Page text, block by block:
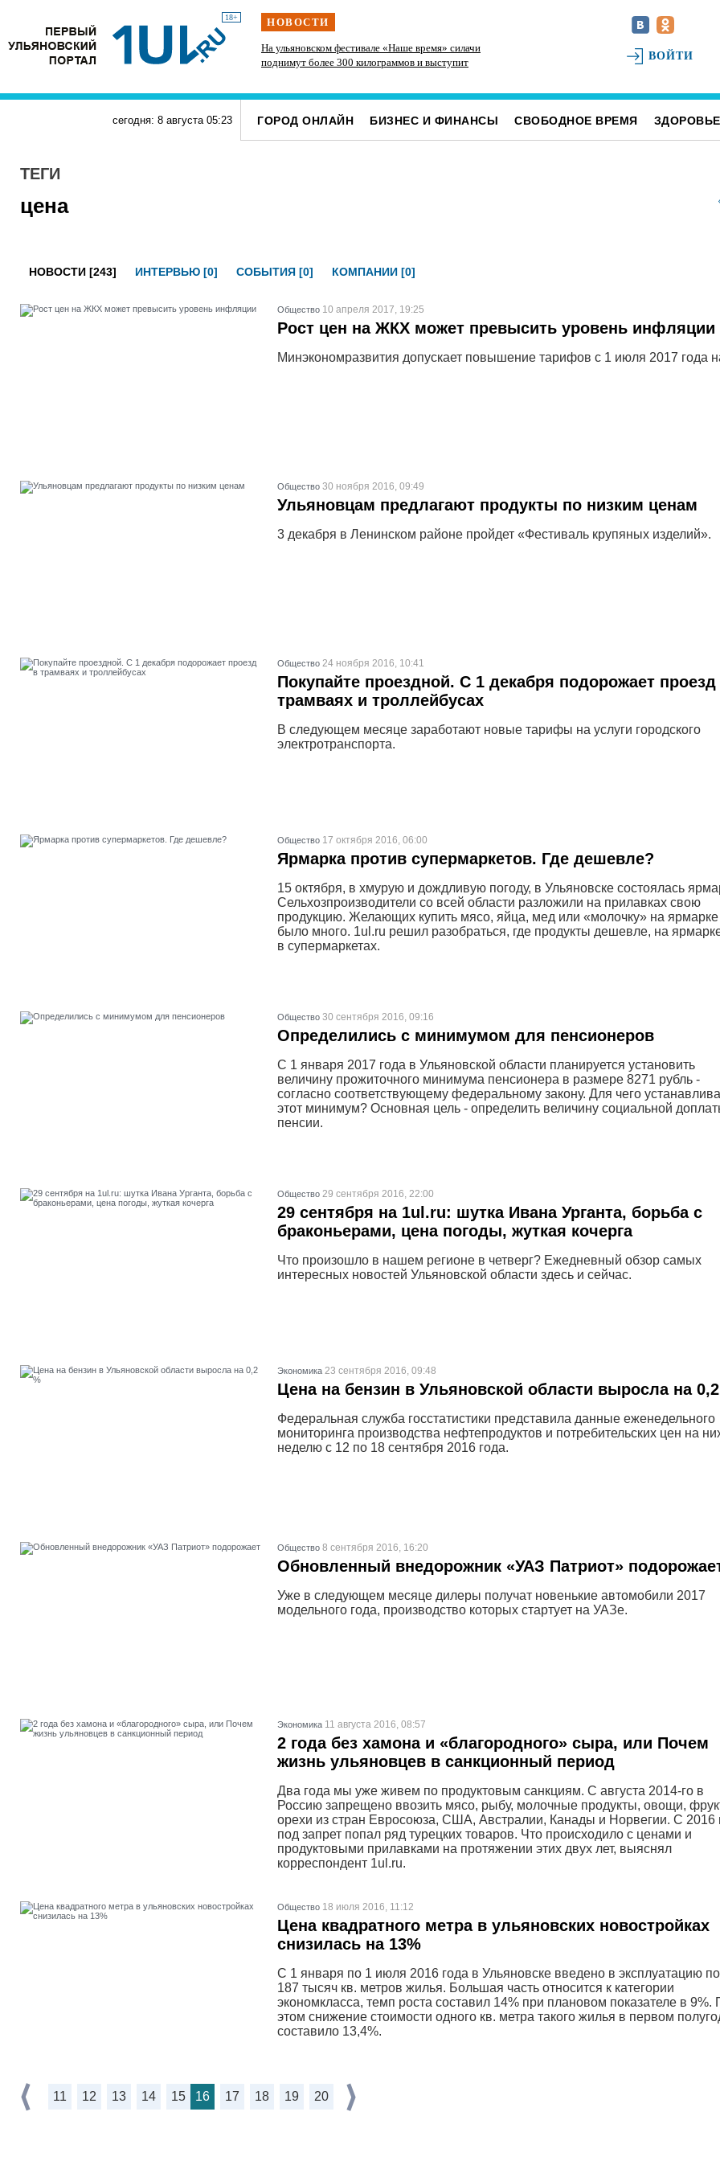
18+ НОВОСТИ
РТРС отмечает своё 25-летие
На ульяновском фестивале «Наше время» силачи
поднимут более 300 килограммов и выступит
Наше наследие: история первых «небоскрёбов»
ВОЙТИ
сегодня: 8 августа 05:23 ГОРОД ОНЛАЙН БИЗНЕС И ФИНАНСЫ СВОБОДНОЕ ВРЕМЯ ЗДОРОВЬЕ
ТЕГИ
цена
НОВОСТИ [243] ИНТЕРВЬЮ [0] СОБЫТИЯ [0] КОМПАНИИ [0]
Общество 10 апреля 2017, 19:25
Рост цен на ЖКХ может превысить уровень инфляции
Минэкономразвития допускает повышение тарифов с 1 июля 2017 года
Общество 30 ноября 2016, 09:49
Ульяновцам предлагают продукты по низким ценам
3 декабря в Ленинском районе пройдет «Фестиваль крупяных изделий».
Общество 24 ноября 2016, 10:41
Покупайте проездной. С 1 декабря подорожает проезд
трамваях и троллейбусах
В следующем месяце заработают новые тарифы на услуги городского
электротранспорта.
Общество 17 октября 2016, 06:00
Ярмарка против супермаркетов. Где дешевле?
15 октября, в хмурую и дождливую погоду, в Ульяновске состоялась
Сельхозпроизводители со всей области разложили на прилавках свою
продукцию. Желающих купить мясо, яйца, мед или «молочку» на ярмарке
было много. 1ul.ru решил разобраться, где продукты дешевле, на
в супермаркетах.
Общество 30 сентября 2016, 09:16
Определились с минимумом для пенсионеров
С 1 января 2017 года в Ульяновской области планируется установить
величину прожиточного минимума пенсионера в размере 8271 рубль -
согласно соответствующему федеральному закону. Для чего
этот минимум? Основная цель - определить величину социальной
пенсии.
Общество 29 сентября 2016, 22:00
29 сентября на 1ul.ru: шутка Ивана Урганта, борьба с
браконьерами, цена погоды, жуткая кочерга
Что произошло в нашем регионе в четверг? Ежедневный обзор самых
интересных новостей Ульяновской области здесь и сейчас.
Экономика 23 сентября 2016, 09:48
Цена на бензин в Ульяновской области выросла на
Федеральная служба госстатистики представила данные еженедельного
мониторинга производства нефтепродуктов и потребительских цен на
неделю с 12 по 18 сентября 2016 года.
Общество 8 сентября 2016, 16:20
Обновленный внедорожник «УАЗ Патриот»
Уже в следующем месяце дилеры получат новенькие автомобили 2017
модельного года, производство которых стартует на УАЗе.
Экономика 11 августа 2016, 08:57
2 года без хамона и «благородного» сыра, или Почем
жизнь ульяновцев в санкционный период
Два года мы уже живем по продуктовым санкциям. С августа 2014-го в
Россию запрещено ввозить мясо, рыбу, молочные продукты, овощи,
орехи из стран Евросоюза, США, Австралии, Канады и Норвегии. С 2016
под запрет попал ряд турецких товаров. Что происходило с ценами и
продуктовыми прилавками на протяжении этих двух лет, выяснял
корреспондент 1ul.ru.
Общество 18 июля 2016, 11:12
Цена квадратного метра в ульяновских новостройках
снизилась на 13%
С 1 января по 1 июля 2016 года в Ульяновске введено в эксплуатацию
187 тысяч кв. метров жилья. Большая часть относится к категории
экономкласса, темп роста составил 14% при плановом показателе в 9%.
этом снижение стоимости одного кв. метра такого жилья в первом
составило 13,4%.
11 12 13 14 15 16 17 18 19 20